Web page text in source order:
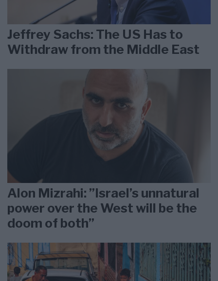
Jeffrey Sachs: The US Has to
Withdraw from the Middle East
Alon Mizrahi: ”Israel’s unnatural
power over the West will be the
doom of both”